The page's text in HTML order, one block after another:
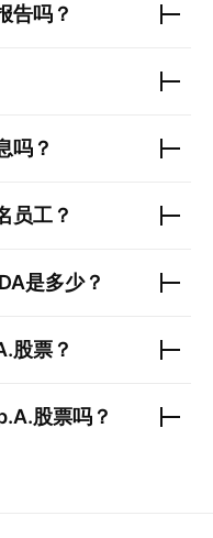
告吗？
吗？
员工？
是多少？
股票？
股票吗？